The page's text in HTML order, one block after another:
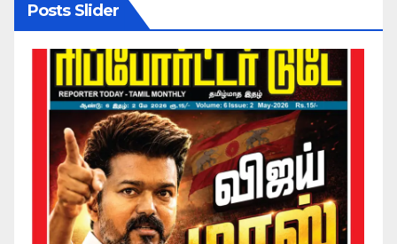
Posts Slider